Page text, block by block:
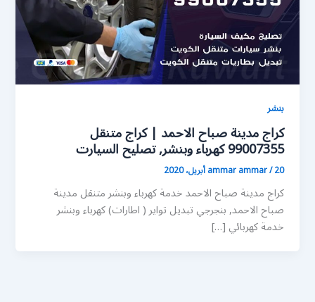
بنشر
كراج مدينة صباح الاحمد | كراج متنقل
99007355 كهرباء وبنشر, تصليح السيارت
ammar ammar/20 أبريل، 2020
كراج مدينة صباح الاحمد خدمة كهرباء وبنشر متنقل مدينة
صباح الاحمد, بنجرجي تبديل تواير ( اطارات) كهرباء وبنشر
خدمة كهربائي […]